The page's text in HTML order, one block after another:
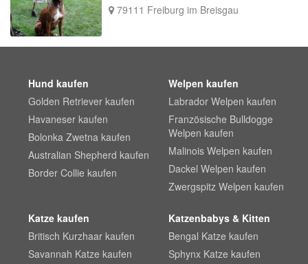
79111 Freiburg im Breisgau
Hund kaufen
Golden Retriever kaufen
Havaneser kaufen
Bolonka Zwetna kaufen
Australian Shepherd kaufen
Border Collie kaufen
Welpen kaufen
Labrador Welpen kaufen
Französische Bulldogge
Welpen kaufen
Malinois Welpen kaufen
Dackel Welpen kaufen
Zwergspitz Welpen kaufen
Katze kaufen
Britisch Kurzhaar kaufen
Savannah Katze kaufen
Katzenbabys & Kitten
Bengal Katze kaufen
Sphynx Katze kaufen